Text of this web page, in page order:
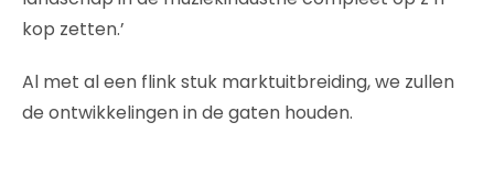
kop zetten.’
Al met al een flink stuk marktuitbreiding, we zullen
de ontwikkelingen in de gaten houden.